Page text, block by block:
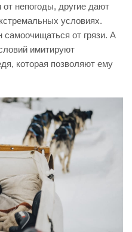
непогоды, другие дают
условиях.
от грязи. А
имитируют
которая позволяют ему